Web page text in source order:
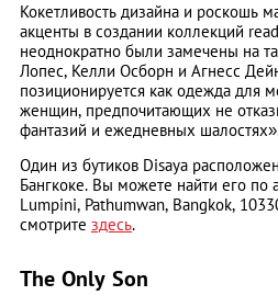
Кокетливость дизайна и роскошь
акценты в создании коллекций
неоднократно были замечены на
Лопес, Келли Осборн и Агнесс
позиционируется как одежда для
женщин, предпочитающих не
фантазий и ежедневных
Один из бутиков Disaya
Бангкоке. Вы можете найти его по
Lumpini, Pathumwan, Bangkok,
смотрите здесь.
The Only Son